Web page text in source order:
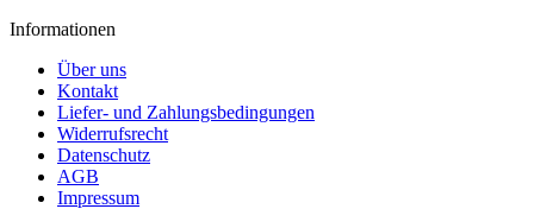
Informationen
Über uns
Kontakt
Liefer- und Zahlungsbedingungen
Widerrufsrecht
Datenschutz
AGB
Impressum